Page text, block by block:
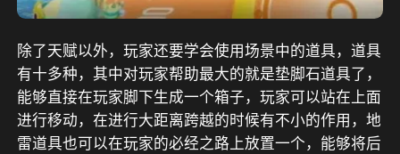
除了天赋以外，玩家还要学会使用场景中的道具，道具
有十多种，其中对玩家帮助最大的就是垫脚石道具了，
能够直接在玩家脚下生成一个箱子，玩家可以站在上面
进行移动，在进行大距离跨越的时候有不小的作用，地
雷道具也可以在玩家的必经之路上放置一个，能够将后